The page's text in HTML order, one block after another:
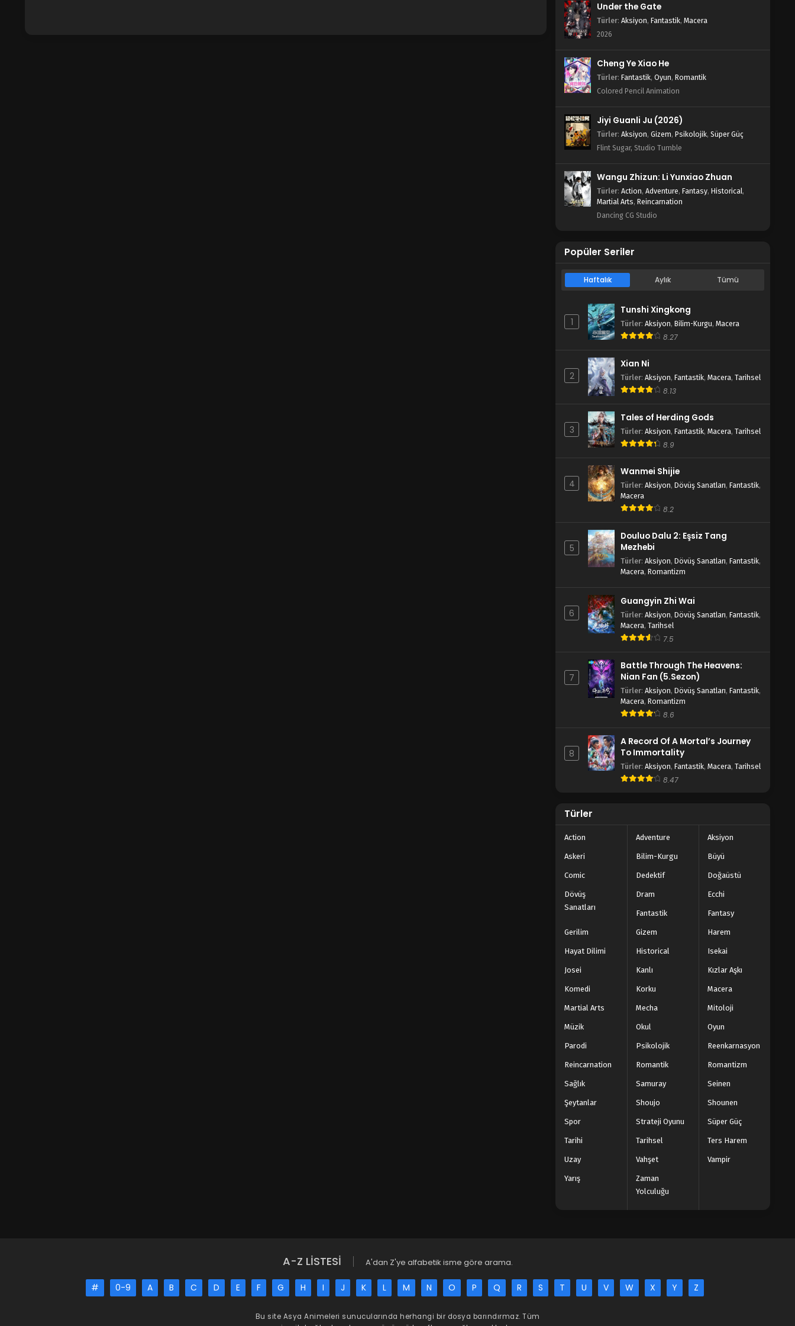
Under the Gate
Türler: Aksiyon, Fantastik, Macera
2026
Cheng Ye Xiao He
Türler: Fantastik, Oyun, Romantik
Colored Pencil Animation
Jiyi Guanli Ju (2026)
Türler: Aksiyon, Gizem, Psikolojik, Süper Güç
Flint Sugar, Studio Tumble
Wangu Zhizun: Li Yunxiao Zhuan
Türler: Action, Adventure, Fantasy, Historical,
Martial Arts, Reincarnation
Dancing CG Studio
Popüler Seriler
Haftalık Aylık Tümü
1
Tunshi Xingkong
Türler: Aksiyon, Bilim-Kurgu, Macera
8.27
2
Xian Ni
Türler: Aksiyon, Fantastik, Macera, Tarihsel
8.13
3
Tales of Herding Gods
Türler: Aksiyon, Fantastik, Macera, Tarihsel
8.9
4
Wanmei Shijie
Türler: Aksiyon, Dövüş Sanatları, Fantastik,
Macera
8.2
5
Douluo Dalu 2: Eşsiz Tang
Mezhebi
Türler: Aksiyon, Dövüş Sanatları, Fantastik,
Macera, Romantizm
6
Guangyin Zhi Wai
Türler: Aksiyon, Dövüş Sanatları, Fantastik,
Macera, Tarihsel
7.5
7
Battle Through The Heavens:
Nian Fan (5.Sezon)
Türler: Aksiyon, Dövüş Sanatları, Fantastik,
Macera, Romantizm
8.6
8
A Record Of A Mortal’s Journey
To Immortality
Türler: Aksiyon, Fantastik, Macera, Tarihsel
8.47
Türler
Action Adventure Aksiyon
Askeri Bilim-Kurgu Büyü
Comic Dedektif Doğaüstü
Dövüş
Sanatları
Dram Ecchi
Fantastik Fantasy
Gerilim Gizem Harem
Hayat Dilimi Historical Isekai
Josei Kanlı Kızlar Aşkı
Komedi Korku Macera
Martial Arts Mecha Mitoloji
Müzik Okul Oyun
Parodi Psikolojik Reenkarnasyon
Reincarnation Romantik Romantizm
Sağlık Samuray Seinen
Şeytanlar Shoujo Shounen
Spor Strateji Oyunu Süper Güç
Tarihi Tarihsel Ters Harem
Uzay Vahşet Vampir
Yarış
Zaman
Yolculuğu
A-Z LİSTESİ A'dan Z'ye alfabetik isme göre arama.
# 0-9 A B C D E F G H I J K L M N O P Q R S T U V W X Y Z
Bu site Asya Animeleri sunucularında herhangi bir dosya barındırmaz. Tüm